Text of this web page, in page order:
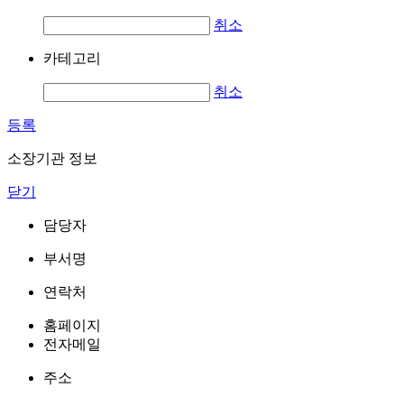
취소
카테고리
취소
등록
소장기관 정보
닫기
담당자
부서명
연락처
홈페이지
전자메일
주소